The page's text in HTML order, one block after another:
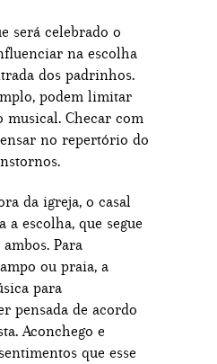
será celebrado o
na escolha
dos padrinhos.
podem limitar
musical. Checar com
no repertório do
da igreja, o casal
escolha, que segue
Para
ou praia, a
para
pensada de acordo
Aconchego e
que esse